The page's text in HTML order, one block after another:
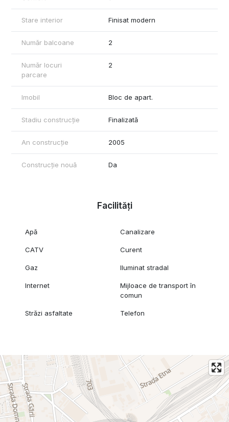
Stare interior Finisat modern
Număr balcoane 2
Număr locuri
parcare
2
Imobil Bloc de apart.
Stadiu construcție Finalizată
An construcție 2005
Construcție nouă Da
Facilități
Apă Canalizare
CATV Curent
Gaz Iluminat stradal
Internet
Mijloace de transport în
comun
Străzi asfaltate Telefon